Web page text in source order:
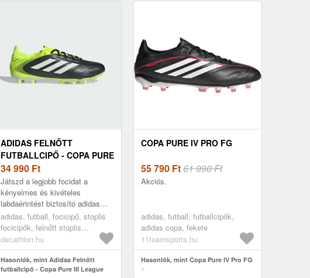
ADIDAS FELNŐTT
FUTBALLCIPŐ - COPA PURE
III LEAGUE FG/MG
34 990 Ft
Játszd a legjobb focidat a
kényelmes és kivételes
labdaérintést biztosító adidas
Copa Pure 3 League cipővel. A
Fusionfeel szintetikus felsőrész
3D ...
adidas, futball, focicipő, stoplis
focicipők, felnőtt stoplis
focicipők, 39 1/3
decathlon.hu
Hasonlók, mint Adidas Felnőtt
futballcipő - Copa Pure III League
COPA PURE IV PRO FG
55 790 Ft61 990 Ft
Akciós.
adidas, futball, futballcipők,
adidas copa, fekete
11teamsports.hu
Hasonlók, mint Copa Pure IV Pro FG